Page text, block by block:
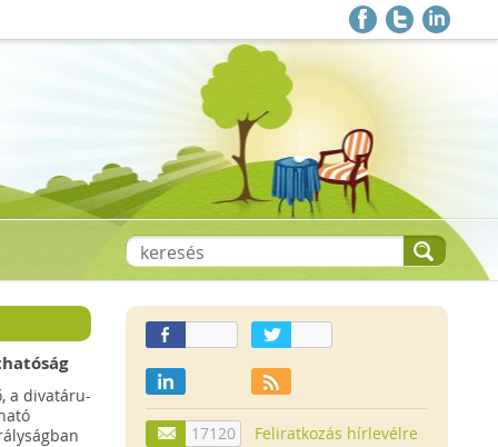
a divatáru-
17120
Feliratkozás hírlevélre